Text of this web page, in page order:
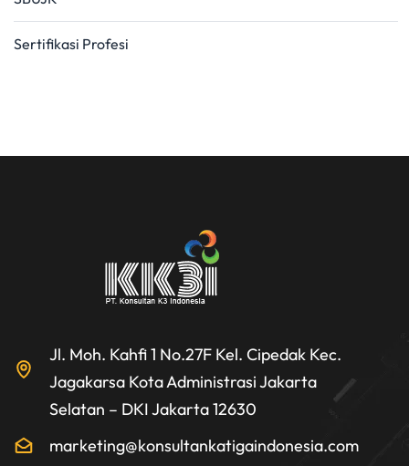
Sertifikasi Profesi
Jl. Moh. Kahfi 1 No.27F Kel. Cipedak Kec.
Jagakarsa Kota Administrasi Jakarta
Selatan – DKI Jakarta 12630
marketing@konsultankatigaindonesia.com